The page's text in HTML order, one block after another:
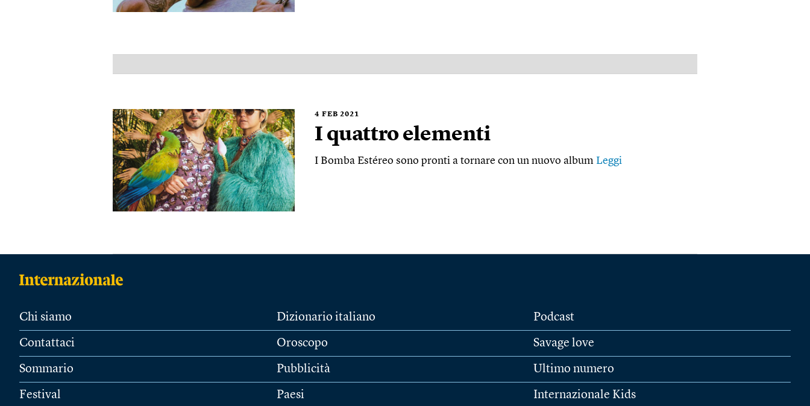
4 FEB 2021
I quattro elementi
I Bomba Estéreo sono pronti a tornare con un nuovo album Leggi
Chi siamo
Contattaci
Sommario
Festival
Dizionario italiano
Oroscopo
Pubblicità
Paesi
Podcast
Savage love
Ultimo numero
Internazionale Kids